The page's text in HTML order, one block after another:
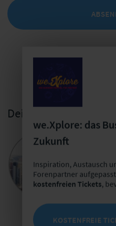
Deine
+49
E-Mail
we.Xplore: das
Zukunft
Inspiration, Austausch
Forenpartner
kostenfreien Tickets,
KOSTENFREIE